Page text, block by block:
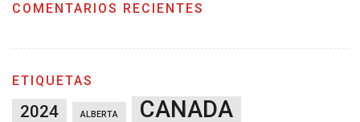
COMENTARIOS RECIENTES
ETIQUETAS
2024 ALBERTA CANADA